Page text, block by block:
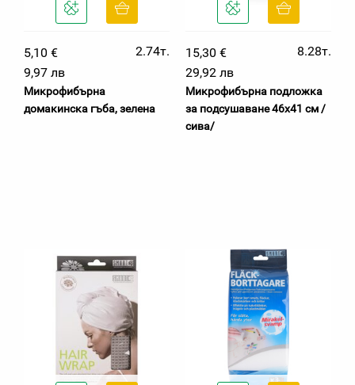
5,10 €
2.74т.
9,97 лв
Микрофибърна
домакинска гъба, зелена
15,30 €
8.28т.
29,92 лв
Микрофибърна подложка
за подсушаване 46х41 см /
сива/